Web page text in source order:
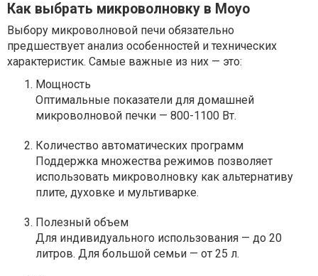
Как выбрать микроволновку в Moyo
Выбору микроволновой печи обязательно
предшествует анализ особенностей и технических
характеристик. Самые важные из них — это:
Мощность
Оптимальные показатели для домашней
микроволновой печки — 800-1100 Вт.
Количество автоматических программ
Поддержка множества режимов позволяет
использовать микроволновку как альтернативу
плите, духовке и мультиварке.
Полезный объем
Для индивидуального использования — до 20
литров. Для большой семьи — от 25 л.